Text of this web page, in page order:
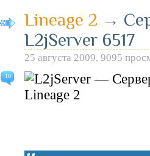
10
Lineage 2 →
L2jServer 6517
25 августа 2009, 9095